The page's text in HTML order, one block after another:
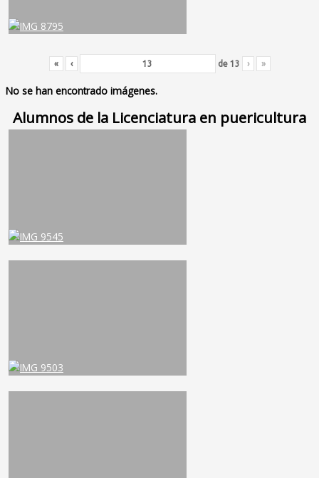
« ‹ de 13 › »
No se han encontrado imágenes.
Alumnos de la Licenciatura en puericultura